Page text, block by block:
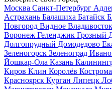
Москва Санкт-Петербург
Астрахань Балашиха Батайск
Новгород Видное Владивосток
Воронеж Геленджик Грозный
Долгопрудный Домодедово
Зеленогорск Зеленоград
Йошкар-Ола Казань
Киров Клин Королёв Кострома
Красноярск Курган Липецк